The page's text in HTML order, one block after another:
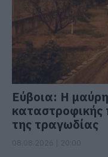
Εύβοια: Η
καταστροφικής
της τραγωδίας